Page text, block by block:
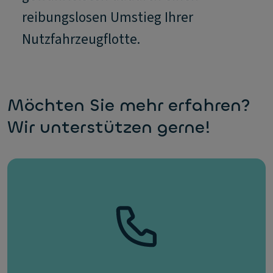
reibungslosen Umstieg Ihrer
Nutzfahrzeugflotte.
Möchten Sie mehr erfahren?
Wir unterstützen gerne!